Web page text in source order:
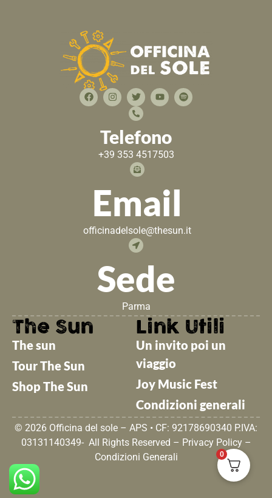
Telefono
+39 353 4517503
Email
officinadelsole@thesun.it
Sede
Parma
The Sun
The sun
Tour The Sun
Shop The Sun
Link Utili
Un invito poi un
viaggio
Joy Music Fest
Condizioni generali
© 2026 Officina del sole – APS • CF: 92178690340 P.IVA:
03131140349- All Rights Reserved – Privacy Policy–
Condizioni Generali
0